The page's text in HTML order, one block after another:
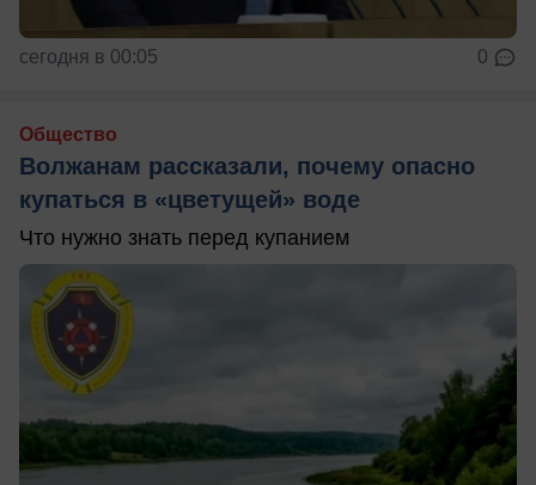
сегодня в 00:05 0
Общество
Волжанам рассказали, почему опасно
купаться в «цветущей» воде
Что нужно знать перед купанием